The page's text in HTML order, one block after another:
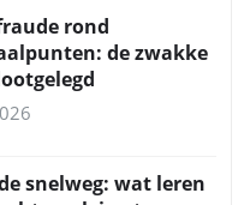
rond
de zwakke
snelweg: wat leren